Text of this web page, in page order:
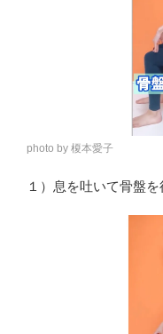
photo by 榎本愛子
１）息を吐いて骨盤